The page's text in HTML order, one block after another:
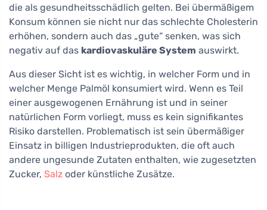
die als gesundheitsschädlich gelten. Bei übermäßigem
Konsum können sie nicht nur das schlechte Cholesterin
erhöhen, sondern auch das „gute“ senken, was sich
negativ auf das kardiovaskuläre System auswirkt.
Aus dieser Sicht ist es wichtig, in welcher Form und in
welcher Menge Palmöl konsumiert wird. Wenn es Teil
einer ausgewogenen Ernährung ist und in seiner
natürlichen Form vorliegt, muss es kein signifikantes
Risiko darstellen. Problematisch ist sein übermäßiger
Einsatz in billigen Industrieprodukten, die oft auch
andere ungesunde Zutaten enthalten, wie zugesetzten
Zucker, Salz oder künstliche Zusätze.